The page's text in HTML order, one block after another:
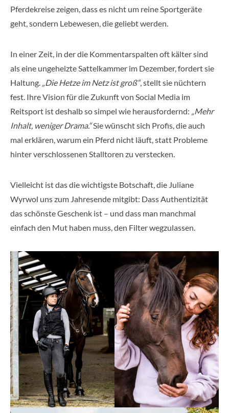
Pferdekreise zeigen, dass es nicht um reine Sportgeräte
geht, sondern Lebewesen, die geliebt werden.
In einer Zeit, in der die Kommentarspalten oft kälter sind
als eine ungeheizte Sattelkammer im Dezember, fordert sie
Haltung.
„Die Hetze im Netz ist groß“, stellt sie nüchtern
fest. Ihre Vision für die Zukunft von Social Media im
Reitsport ist deshalb so simpel wie herausfordernd: „Mehr
Inhalt, weniger Drama.“Sie wünscht sich Profis, die auch
mal erklären, warum ein Pferd nicht läuft, statt Probleme
hinter verschlossenen Stalltoren zu verstecken.
Vielleicht ist das die wichtigste Botschaft, die Juliane
Wyrwol uns zum Jahresende mitgibt: Dass Authentizität
das schönste Geschenk ist – und dass man manchmal
einfach den Mut haben muss, den Filter wegzulassen.